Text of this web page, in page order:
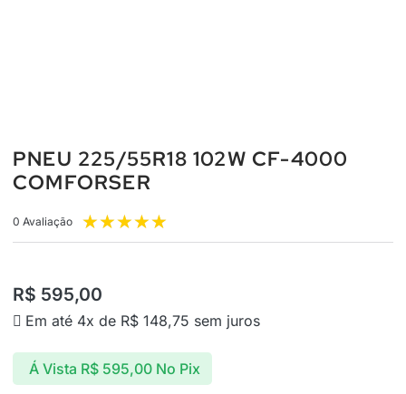
PNEU 225/55R18 102W CF-4000
COMFORSER
0 Avaliação ★★★★★
R$ 595,00
Em até 4x de R$ 148,75 sem juros
Á Vista R$595,00 No Pix